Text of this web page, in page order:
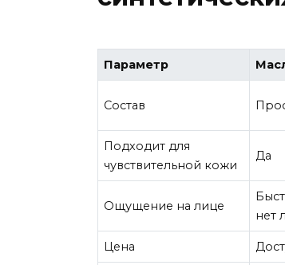
Параметр
Состав
Подходит для
чувствительной кожи
Да
Ощущение на лице
нет
Цена